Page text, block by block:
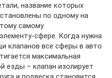
название которых
по одному на
самому
сфере. Когда нужна
клапанов все сферы в авто
максимальная
езды – клапан изолирует